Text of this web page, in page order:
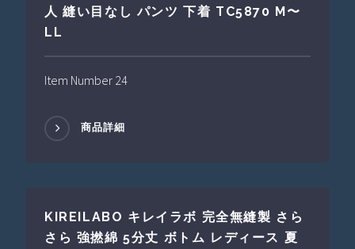
人 縫い目なし パンツ 下着 TC5870 M〜
LL
Item Number 24
商品詳細
KIREILABO キレイラボ 完全無縫製 さら
さら 強撚綿 5分丈 ボトム レディース 夏